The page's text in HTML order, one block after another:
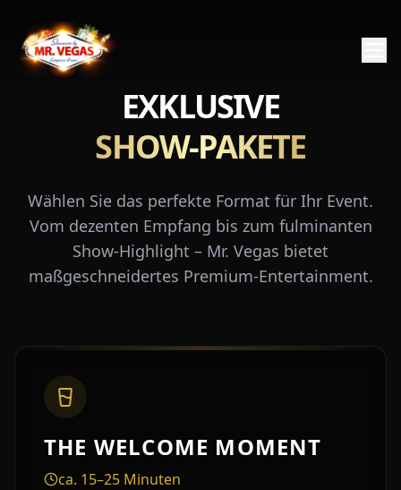
EXKLUSIVE
SHOW-PAKETE
Wählen Sie das perfekte Format für Ihr Event.
Vom dezenten Empfang bis zum fulminanten
Show-Highlight – Mr. Vegas bietet
maßgeschneidertes Premium-Entertainment.
THE WELCOME MOMENT
ca. 15–25 Minuten